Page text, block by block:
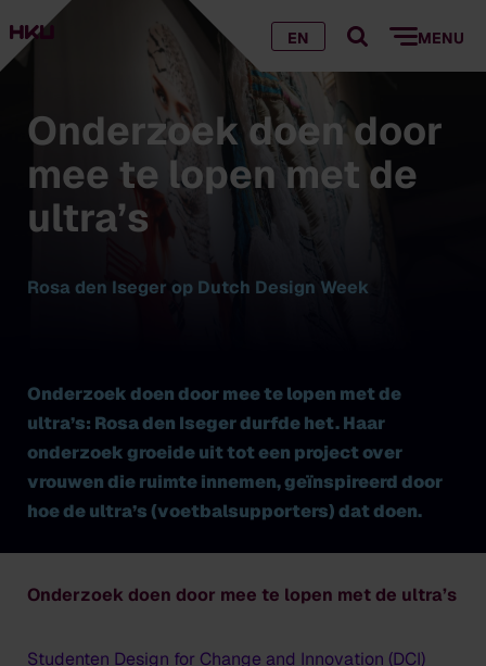
EN MENU
Onderzoek doen door
mee te lopen met de
ultra’s
Rosa den Iseger op Dutch Design Week
Onderzoek doen door mee te lopen met de
ultra’s: Rosa den Iseger durfde het. Haar
onderzoek groeide uit tot een project over
vrouwen die ruimte innemen, geïnspireerd door
hoe de ultra’s (voetbalsupporters) dat doen.
Onderzoek doen door mee te lopen met de ultra’s
Studenten Design for Change and Innovation (DCI)